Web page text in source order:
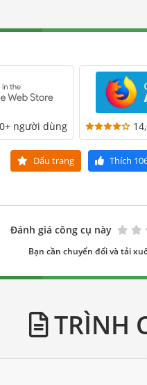
người dùng
Dấu trang Thích
Đánh giá công cụ này
Bạn cần chuyển đổi và tải
TRÌNH